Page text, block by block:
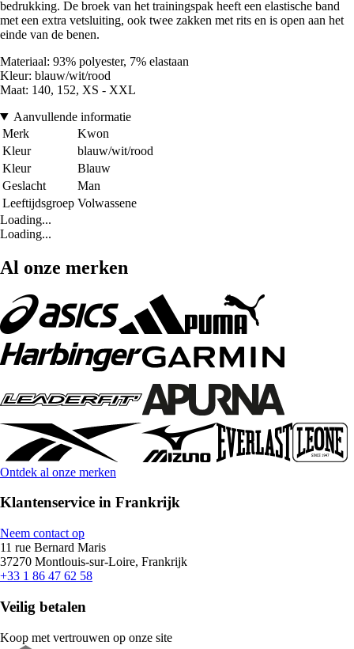
bedrukking. De broek van het trainingspak heeft een elastische band
met een extra vetsluiting, ook twee zakken met rits en is open aan het
einde van de benen.
Materiaal: 93% polyester, 7% elastaan
Kleur: blauw/wit/rood
Maat: 140, 152, XS - XXL
Aanvullende informatie
Merk
Kwon
Kleur
blauw/wit/rood
Kleur
Blauw
Geslacht
Man
Leeftijdsgroep Volwassene
Loading...
Loading...
Al onze merken
Ontdek al onze merken
Klantenservice in Frankrijk
Neem contact op
11 rue Bernard Maris
37270 Montlouis-sur-Loire, Frankrijk
+33 1 86 47 62 58
Veilig betalen
Koop met vertrouwen op onze site